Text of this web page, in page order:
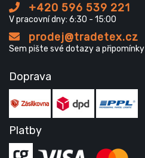
+420 596 539 221
V pracovní dny: 6:30 - 15:00
prodej@tradetex.cz
Sem pište své dotazy a připomínky
Doprava
Platby